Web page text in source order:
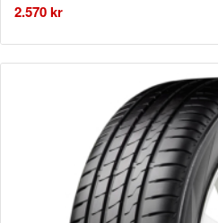
2.570kr